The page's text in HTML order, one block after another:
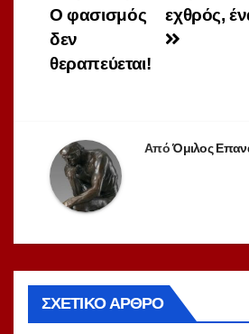
εχθρός,
Ο φασισμός
δεν
θεραπεύεται!
ΑπόΌμιλος
ΣΧΕΤΙΚΌ ΆΡΘΡΟ